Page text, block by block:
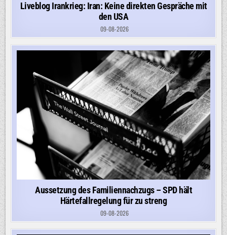
Liveblog Irankrieg: Iran: Keine direkten Gespräche mit
den USA
09-08-2026
Aussetzung des Familiennachzugs – SPD hält
Härtefallregelung für zu streng
09-08-2026